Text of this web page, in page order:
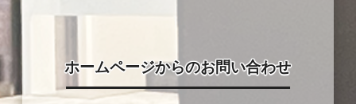
ホームページからのお問い合わせ